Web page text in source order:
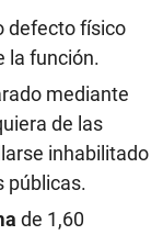
defecto físico
la función.
mediante
de las
inhabilitado
públicas.
de 1,60